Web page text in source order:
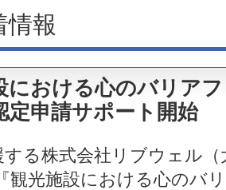
情報
における心のバリア
定申請サポート開始
る株式会社リブウェル
観光施設における心のバ